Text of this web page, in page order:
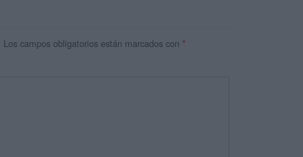
Los campos obligatorios están marcados con *